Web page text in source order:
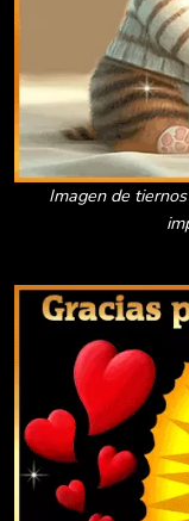
Imagen de